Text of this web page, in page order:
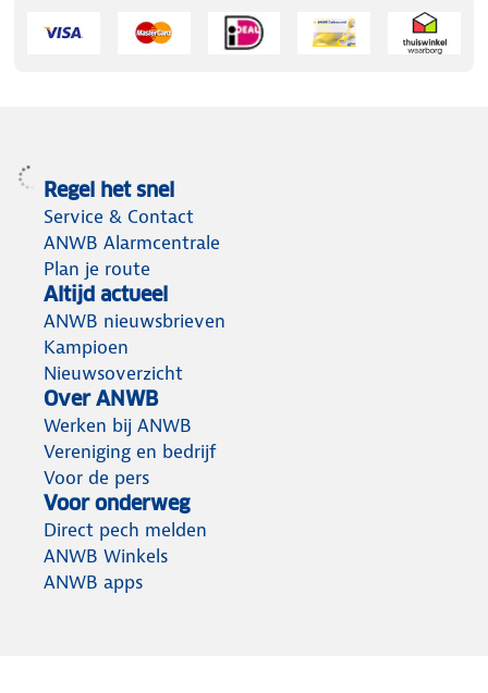
Regel het snel
Service & Contact
ANWB Alarmcentrale
Plan je route
Altijd actueel
ANWB nieuwsbrieven
Kampioen
Nieuwsoverzicht
Over ANWB
Werken bij ANWB
Vereniging en bedrijf
Voor de pers
Voor onderweg
Direct pech melden
ANWB Winkels
ANWB apps